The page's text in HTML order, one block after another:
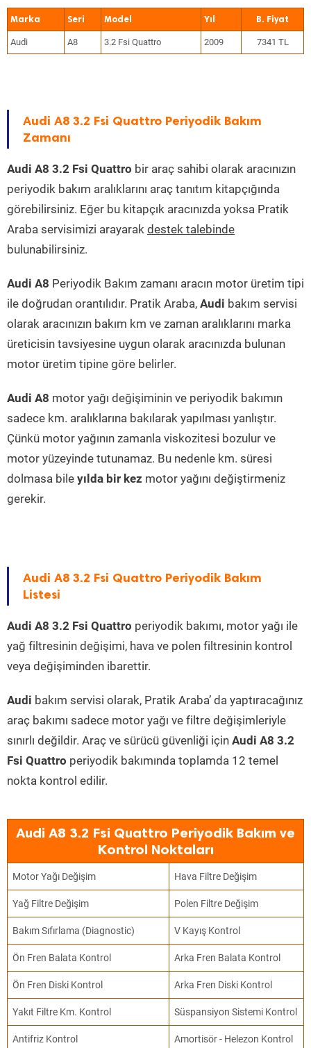
Marka Seri Model Yıl
Audi A8 3.2 Fsi Quattro 2009 7341 TL
Audi A8 3.2 Fsi Quattro Periyodik Bakım
Zamanı
Audi A8 3.2 Fsi Quattro bir araç sahibi olarak aracınızın
periyodik bakım aralıklarını araç tanıtım kitapçığında
görebilirsiniz. Eğer bu kitapçık aracınızda yoksa Pratik
Araba servisimizi arayarak destek talebinde
bulunabilirsiniz.
Audi A8 Periyodik Bakım zamanı aracın motor üretim tipi
ile doğrudan orantılıdır. Pratik Araba, Audi bakım servisi
olarak aracınızın bakım km ve zaman aralıklarını marka
üreticisin tavsiyesine uygun olarak aracınızda bulunan
motor üretim tipine göre belirler.
Audi A8 motor yağı değişiminin ve periyodik bakımın
sadece km. aralıklarına bakılarak yapılması yanlıştır.
Çünkü motor yağının zamanla viskozitesi bozulur ve
motor yüzeyinde tutunamaz. Bu nedenle km. süresi
dolmasa bile yılda bir kez motor yağını değiştirmeniz
gerekir.
Audi A8 3.2 Fsi Quattro Periyodik Bakım
Listesi
Audi A8 3.2 Fsi Quattro periyodik bakımı, motor yağı ile
yağ filtresinin değişimi, hava ve polen filtresinin kontrol
veya değişiminden ibarettir.
Audi bakım servisi olarak, Pratik Araba’ da yaptıracağınız
araç bakımı sadece motor yağı ve filtre değişimleriyle
sınırlı değildir. Araç ve sürücü güvenliği için Audi A8 3.2
Fsi Quattro periyodik bakımında toplamda 12 temel
nokta kontrol edilir.
Audi A8 3.2 Fsi Quattro Periyodik Bakım ve
Kontrol Noktaları
Motor Yağı Değişim Hava Filtre Değişim
Yağ Filtre Değişim Polen Filtre Değişim
Bakım Sıfırlama (Diagnostic) V Kayış Kontrol
Ön Fren Balata Kontrol Arka Fren Balata Kontrol
Ön Fren Diski Kontrol Arka Fren Diski Kontrol
Yakıt Filtre Km. Kontrol Süspansiyon Sistemi Kontrol
Antifriz Kontrol Amortisör - Helezon Kontrol